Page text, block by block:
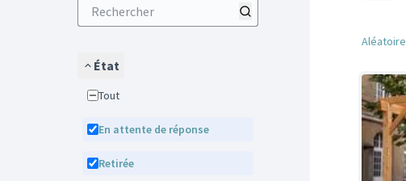
État
Tout
En attente de réponse
Retirée
Aléatoire